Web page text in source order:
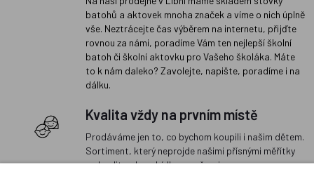
batohů a aktovek mnoha značek a víme o nich úplně
vše. Neztrácejte čas výběrem na internetu, přijďte
rovnou za námi, poradíme Vám ten nejlepší školní
batoh či školní aktovku pro Vašeho školáka. Máte
to k nám daleko? Zavolejte, napište, poradíme i na
dálku.
Kvalita vždy na prvním místě
Prodáváme jen to, co bychom koupili i našim dětem.
Sortiment, který neprojde našimi přísnými měřítky
na kvalitu, do nabídky nezařazujeme.